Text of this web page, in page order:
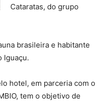
Cataratas, do grupo
brasileira e habitante
Iguaçu.
hotel, em parceria com o
tem o objetivo de